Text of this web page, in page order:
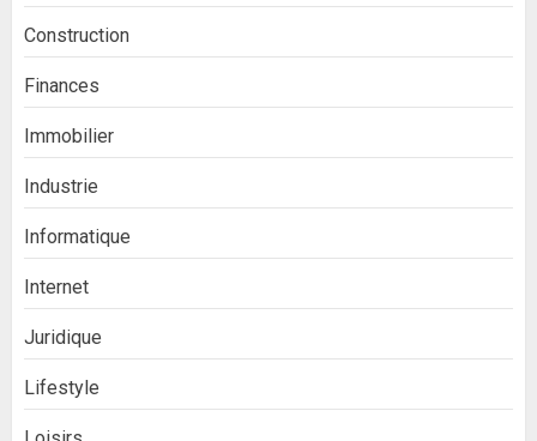
Construction
Finances
Immobilier
Industrie
Informatique
Internet
Juridique
Lifestyle